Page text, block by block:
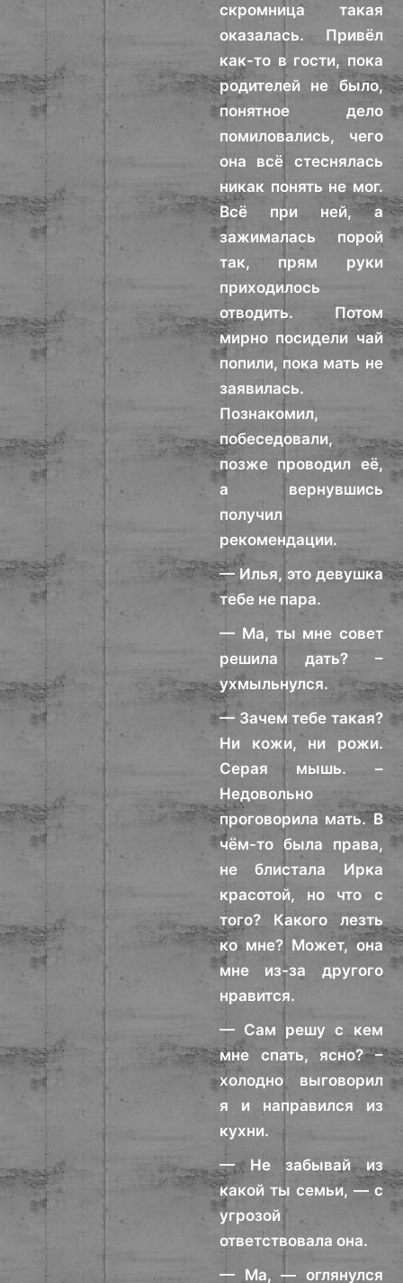
скромница такая
оказалась. Привёл
как-то в гости, пока
родителей не было,
понятное дело
помиловались, чего
она всё стеснялась
никак понять не мог.
Всё при ней, а
зажималась порой
так, прям руки
приходилось
отводить. Потом
мирно посидели чай
попили, пока мать не
заявилась.
Познакомил,
побеседовали,
позже проводил её,
а вернувшись
получил
рекомендации.
— Илья, это девушка
тебе не пара.
— Ма, ты мне совет
решила дать? –
ухмыльнулся.
— Зачем тебе такая?
Ни кожи, ни рожи.
Серая мышь. –
Недовольно
проговорила мать. В
чём-то была права,
не блистала Ирка
красотой, но что с
того? Какого лезть
ко мне? Может, она
мне из-за другого
нравится.
— Сам решу с кем
мне спать, ясно? –
холодно выговорил
я и направился из
кухни.
— Не забывай из
какой ты семьи, — с
угрозой
ответствовала она.
— Ма, — оглянулся